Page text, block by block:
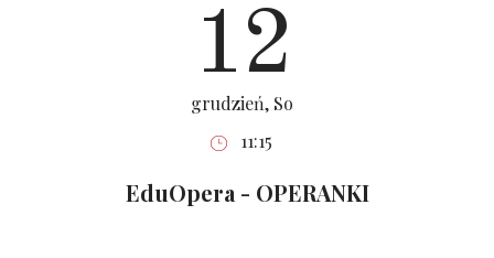
12
grudzień, So
11:15
EduOpera - OPERANKI